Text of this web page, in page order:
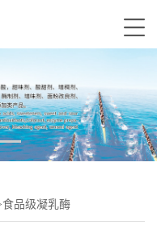
食品级凝乳酶